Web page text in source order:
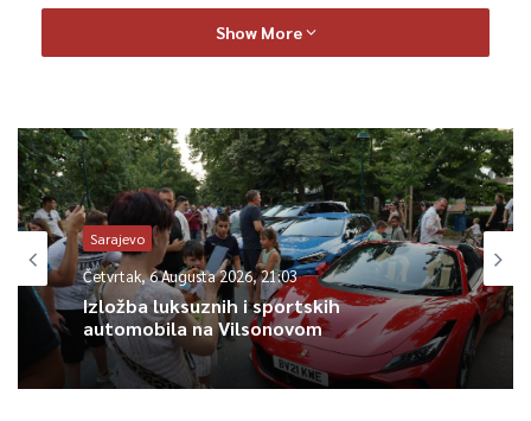
nastavnog osoblja, jer vi ako ne ulažete u ljude, džaba je
ulagati u kompjutere, informatičke učionice i kabinete.
kombinacija ulaganja u plaće i tehničke podrške.“
Dekan je u Sarajevskom jutru pozvao sve nadležne institucije
da ne rade ništa u oblasti obrazovanja prirodno-matematičkih
nauka bez vijeća PMF-a.
0
Article Rating
Show More
Sarajevo
Četvrtak, 6 Augusta 2026, 21:03
Izložba luksuznih i sportskih
automobila na Vilsonovom